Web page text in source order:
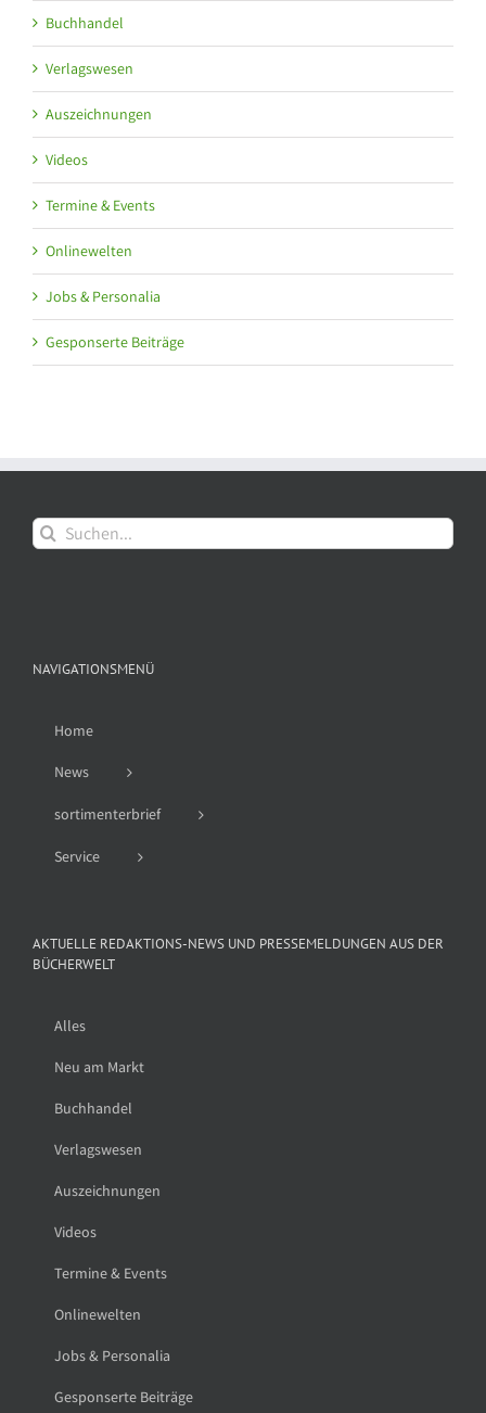
Buchhandel
Verlagswesen
Auszeichnungen
Videos
Termine & Events
Onlinewelten
Jobs & Personalia
Gesponserte Beiträge
Suche
nach:
NAVIGATIONSMENÜ
Home
News
sortimenterbrief
Service
AKTUELLE REDAKTIONS-NEWS UND PRESSEMELDUNGEN AUS DER
BÜCHERWELT
Alles
Neu am Markt
Buchhandel
Verlagswesen
Auszeichnungen
Videos
Termine & Events
Onlinewelten
Jobs & Personalia
Gesponserte Beiträge